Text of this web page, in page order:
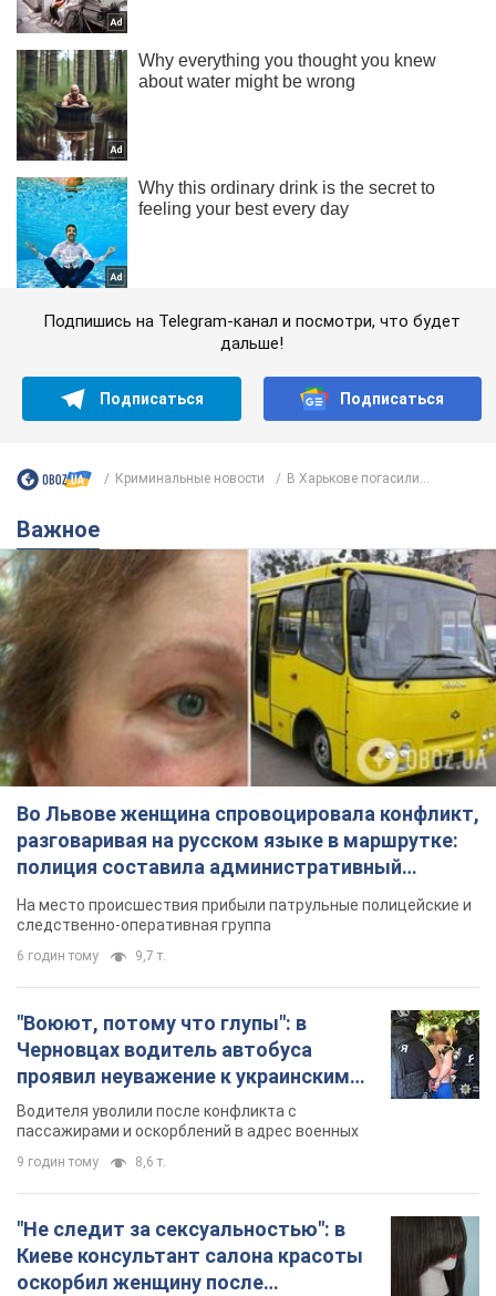
Подпишись на Telegram-канал и посмотри, что будет
дальше!
Подписаться Подписаться
Криминальные новости В Харькове погасили...
Важное
Во Львове женщина спровоцировала конфликт,
разговаривая на русском языке в маршрутке:
полиция составила административный
протокол. Видео
На место происшествия прибыли патрульные полицейские и
следственно-оперативная группа
6 годин тому 9,7 т.
"Воюют, потому что глупы": в
Черновцах водитель автобуса
проявил неуважение к украинским
военным и поплатился за это.
Видео
Водителя уволили после конфликта с
пассажирами и оскорблений в адрес военных
9 годин тому 8,6 т.
"Не следит за сексуальностью": в
Киеве консультант салона красоты
оскорбил женщину после